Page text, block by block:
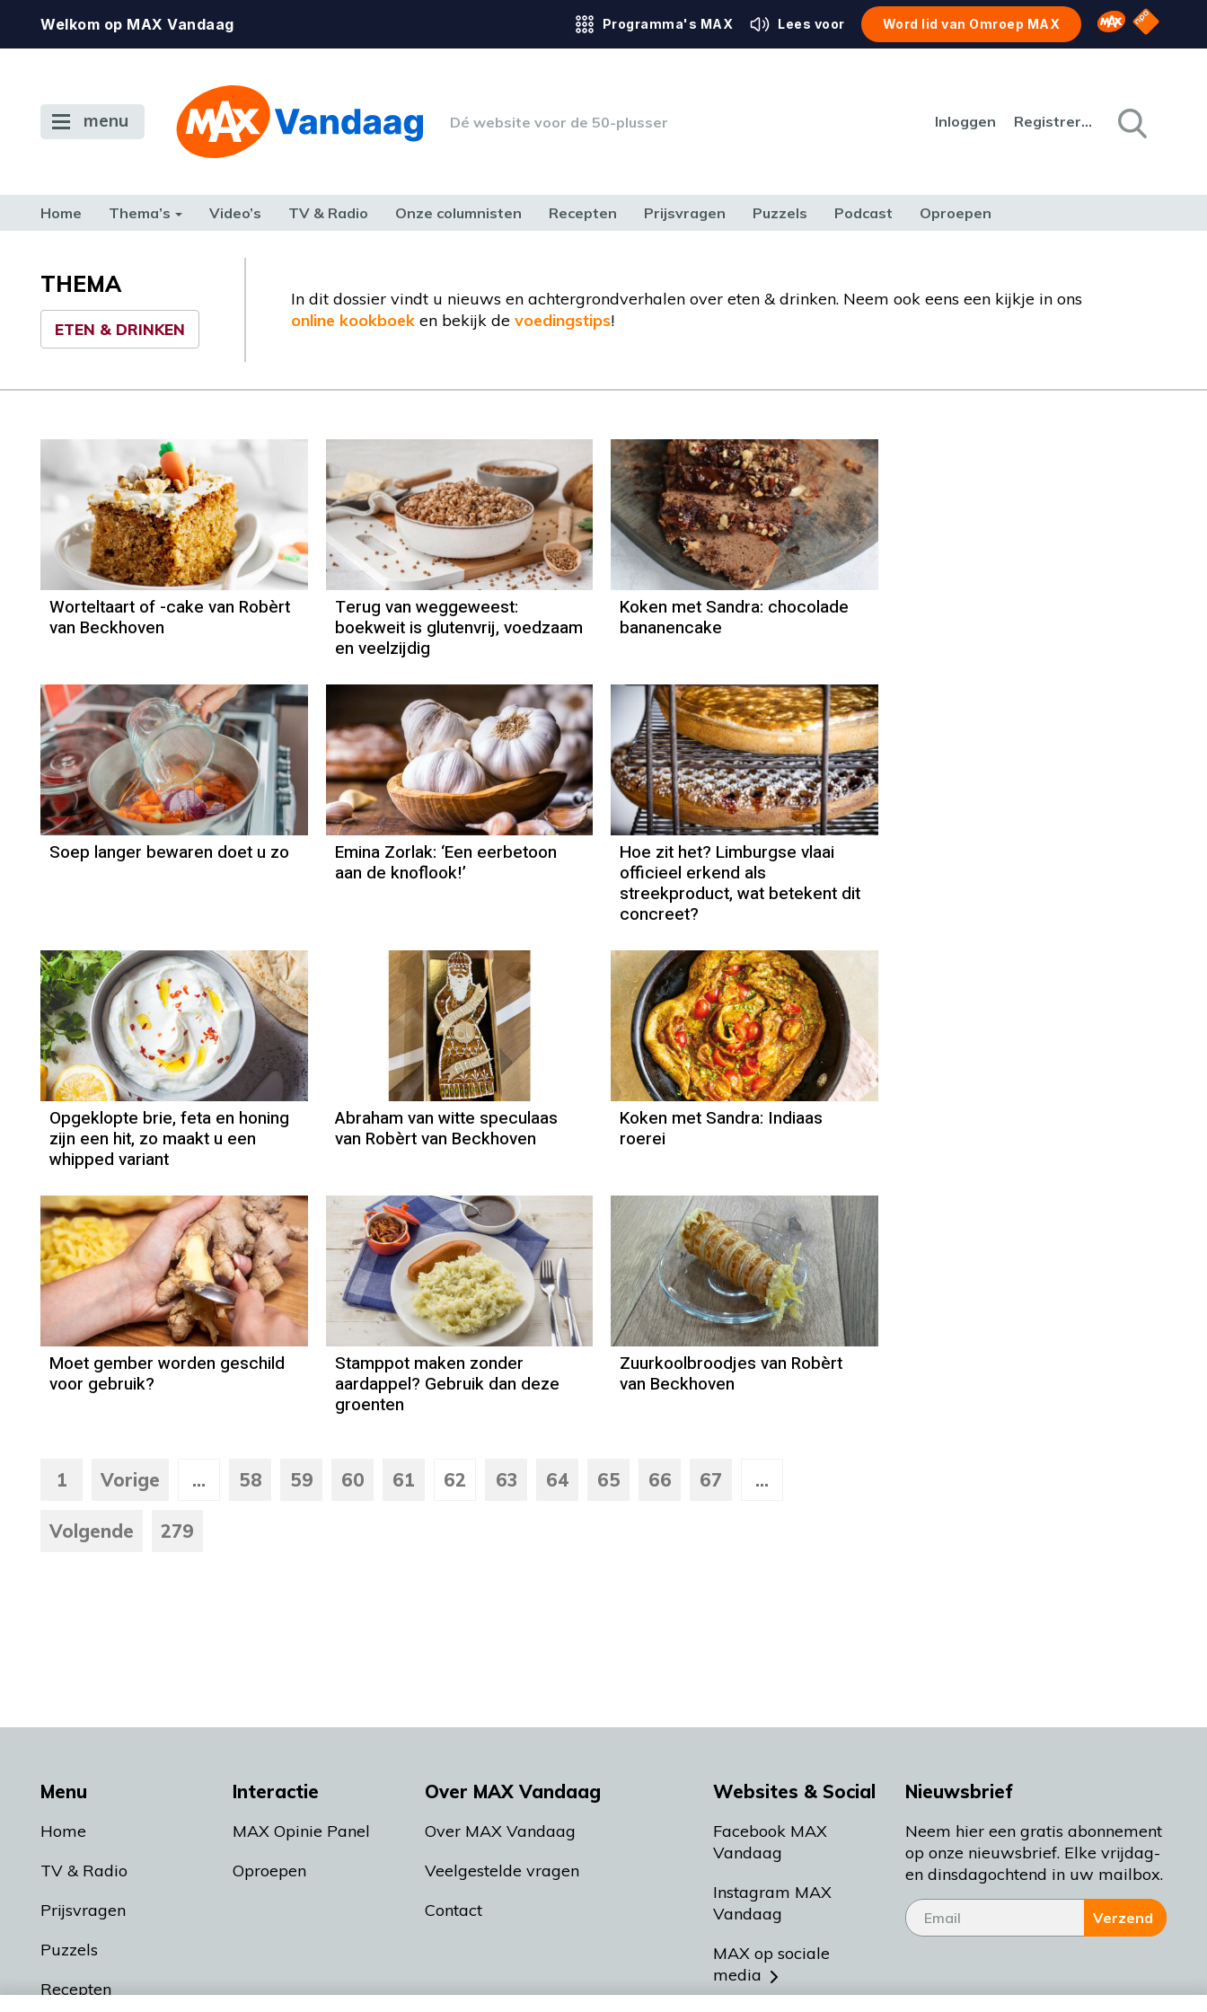
Welkom op MAX Vandaag Programma's MAX Lees voor Word lid van Omroep MAX Omroep MAX
NPO
menu Dé website voor de 50-plusser Inloggen Registreren
Home Thema’s Video’s TV & Radio Onze columnisten Recepten Prijsvragen Puzzels Podcast Oproepen
TERUG NAAR TOEN
THEMA
ETEN & DRINKEN
In dit dossier vindt u nieuws en achtergrondverhalen over eten & drinken. Neem ook eens een kijkje in ons
online kookboek en bekijk de voedingstips!
Recept
Robèrt van
Beckhoven
Worteltaart of -cake van Robèrt
van Beckhoven
Terug van weggeweest:
boekweit is glutenvrij, voedzaam
en veelzijdig
Koken met Sandra: chocolade
bananencake
Soep langer bewaren doet u zo
Column
Emina Zorlak
Emina Zorlak: ‘Een eerbetoon
aan de knoflook!’
Hoe zit het? Limburgse vlaai
officieel erkend als
streekproduct, wat betekent dit
concreet?
Opgeklopte brie, feta en honing
zijn een hit, zo maakt u een
whipped variant
Recept
Robèrt van
Beckhoven
Abraham van witte speculaas
van Robèrt van Beckhoven
Koken met Sandra: Indiaas
roerei
Moet gember worden geschild
voor gebruik?
Stamppot maken zonder
aardappel? Gebruik dan deze
groenten
Zuurkoolbroodjes van Robèrt
van Beckhoven
1 Vorige ... 58 59 60 61 62 63 64 65 66 67 ...
Volgende 279
Menu
Home
TV & Radio
Prijsvragen
Puzzels
Recepten
Interactie
MAX Opinie Panel
Oproepen
Over MAX Vandaag
Over MAX Vandaag
Veelgestelde vragen
Contact
Websites & Social
Facebook MAX
Vandaag
Instagram MAX
Vandaag
MAX op sociale
media
Nieuwsbrief
Neem hier een gratis abonnement
op onze nieuwsbrief. Elke vrijdag-
en dinsdagochtend in uw mailbox.
Verzend